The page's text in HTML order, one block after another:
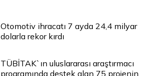
Otomotiv ihracatı 7 ayda 24,4 milyar
dolarla rekor kırdı
TÜBİTAK`ın uluslararası araştırmacı
programında destek alan 75 projenin